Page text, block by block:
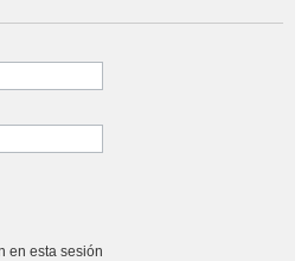
en esta sesión